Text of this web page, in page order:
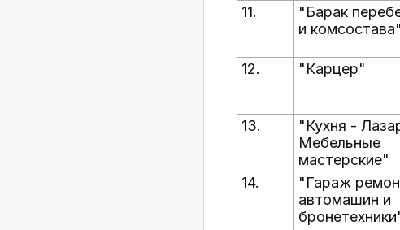
11.
"Барак
и комсостава"
12. "Карцер"
13.
"Кухня -
Мебельные
мастерские"
14.
"Гараж
автомашин и